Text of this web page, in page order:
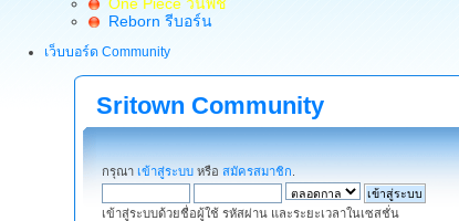
Reborn รีบอร์น
เว็บบอร์ด Community
Sritown Community
กรุณา เข้าสู่ระบบ หรือสมัครสมาชิก
เข้าสู่ระบบด้วยชื่อผู้ใช้ รหัสผ่าน และระยะเวลาในเซสชั่น